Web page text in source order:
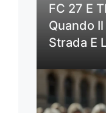
FC 27 E
Quando
Strada E